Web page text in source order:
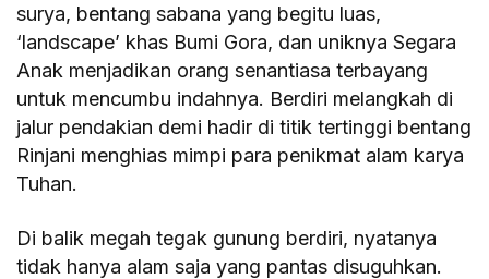
surya, bentang sabana yang begitu luas,
‘landscape’ khas Bumi Gora, dan uniknya Segara
Anak menjadikan orang senantiasa terbayang
untuk mencumbu indahnya. Berdiri melangkah di
jalur pendakian demi hadir di titik tertinggi bentang
Rinjani menghias mimpi para penikmat alam karya
Tuhan.
Di balik megah tegak gunung berdiri, nyatanya
tidak hanya alam saja yang pantas disuguhkan.